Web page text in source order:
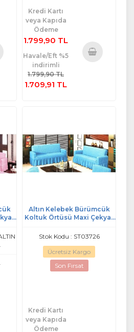
Kredi Kartı
veya Kapıda
Ödeme
1.799,90 TL
Havale/Eft %5
indirimli
1.799,90 TL
1.709,91 TL
Altın Kelebek Bürümcük
Koltuk Örtüsü Maxi Çekyat
Stok Kodu : ST03726
Ücretsiz Kargo
Son Fırsat
Kredi Kartı
veya Kapıda
Ödeme